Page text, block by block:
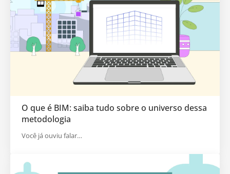
O que é BIM: saiba tudo sobre o universo dessa
metodologia
Você já ouviu falar…